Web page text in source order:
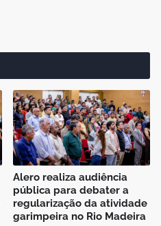
Alero realiza audiência
pública para debater a
regularização da atividade
garimpeira no Rio Madeira